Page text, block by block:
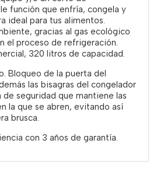
función que enfría, congela y
ideal para tus alimentos.
gracias al gas ecológico
el proceso de refrigeración.
320 litros de capacidad.
Bloqueo de la puerta del
las bisagras del congelador
seguridad que mantiene las
la que se abren, evitando así
brusca.
con 3 años de garantía.